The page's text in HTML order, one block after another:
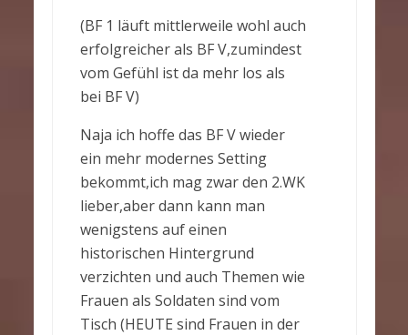
(BF 1 läuft mittlerweile wohl auch
erfolgreicher als BF V,zumindest
vom Gefühl ist da mehr los als
bei BF V)
Naja ich hoffe das BF V wieder
ein mehr modernes Setting
bekommt,ich mag zwar den 2.WK
lieber,aber dann kann man
wenigstens auf einen
historischen Hintergrund
verzichten und auch Themen wie
Frauen als Soldaten sind vom
Tisch (HEUTE sind Frauen in der